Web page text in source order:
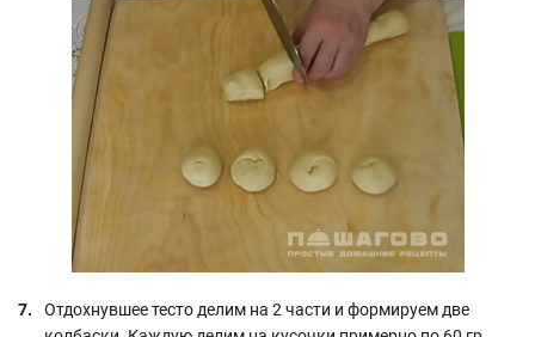
Отдохнувшее тесто делим на 2 части и формируем две